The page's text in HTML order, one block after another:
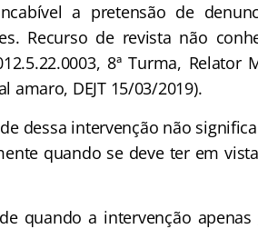
a pretensão de
Recurso de revista não
8ª Turma, Relator
amaro, DEJT 15/03/2019).
dessa intervenção não
quando se deve ter em
quando a intervenção apenas